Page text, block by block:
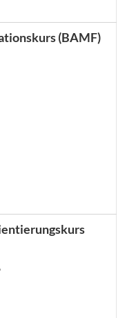
(BAMF)